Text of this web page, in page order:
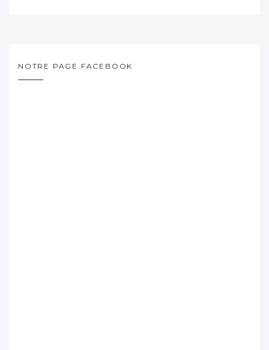
NOTRE PAGE FACEBOOK